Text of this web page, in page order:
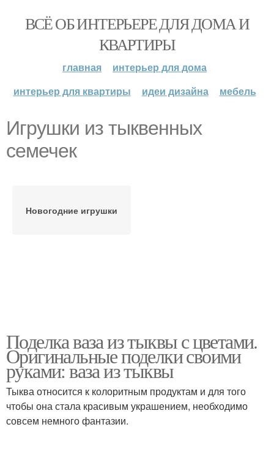
ВСЁ ОБ ИНТЕРЬЕРЕ ДЛЯ ДОМА И
КВАРТИРЫ
главная
интерьер для дома
интерьер для квартиры
идеи дизайна мебель
Игрушки из тыквенных
семечек
Новогодние игрушки
Поделка ваза из тыквы с цветами.
Оригинальные поделки своими
руками: ваза из тыквы
Тыква относится к колоритным продуктам и для того
чтобы она стала красивым украшением, необходимо
совсем немного фантазии.